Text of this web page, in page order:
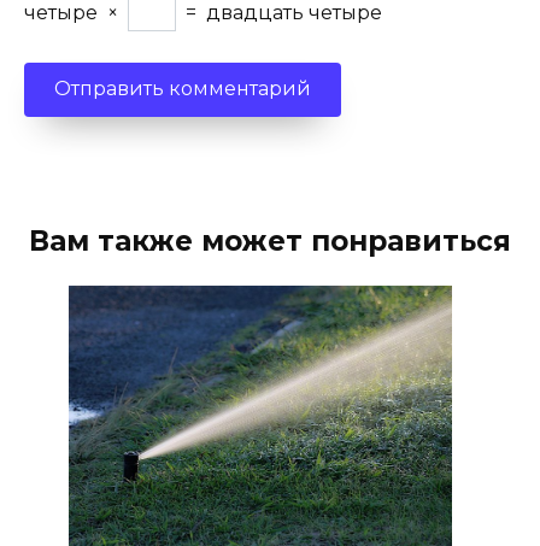
четыре × = двадцать четыре
Вам также может понравиться